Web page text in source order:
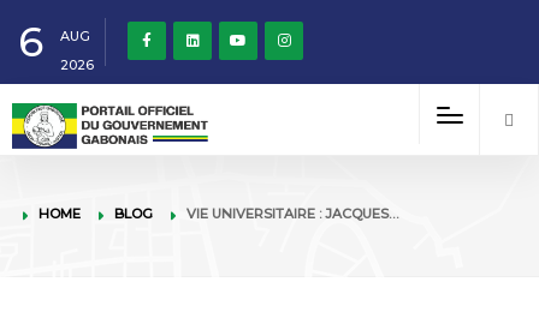
6
AUG
2026
HOME BLOG VIE UNIVERSITAIRE : JACQUES…